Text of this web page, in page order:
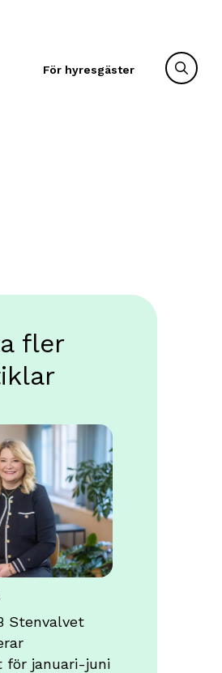
För hyresgäster
fler
Stenvalvet
för januari-juni